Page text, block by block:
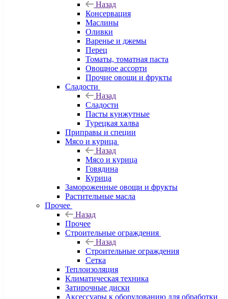
Назад
Консервация
Маслины
Оливки
Варенье и джемы
Перец
Томаты, томатная паста
Овощное ассорти
Прочие овощи и фрукты
Сладости
Назад
Сладости
Пасты кунжутные
Турецкая халва
Приправы и специи
Мясо и курица
Назад
Мясо и курица
Говядина
Курица
Замороженные овощи и фрукты
Растительные масла
Прочее
Назад
Прочее
Строительные ограждения
Назад
Строительные ограждения
Сетка
Теплоизоляция
Климатическая техника
Затирочные диски
Аксессуары к оборудованию для обработки